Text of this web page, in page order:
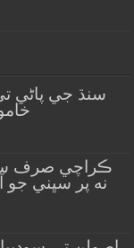
سنڌ جي پاڻي
ڪراچي صرف
نه پر سڀني